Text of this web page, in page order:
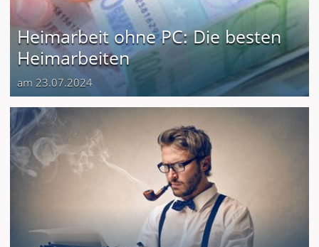
Heimarbeit ohne PC: Die besten
Heimarbeiten
am 23.07.2024